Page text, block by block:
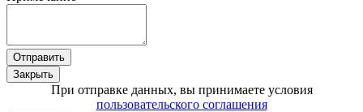
Отправить
Закрыть
При отправке данных, вы принимаете условия
пользовательского соглашения